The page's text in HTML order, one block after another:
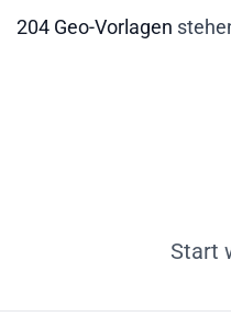
204 Geo-Vorlagen
Start